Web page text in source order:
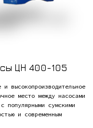
ЦН 400-105
высокопроизводительное
место между насосами
популярными сумскими
и современным